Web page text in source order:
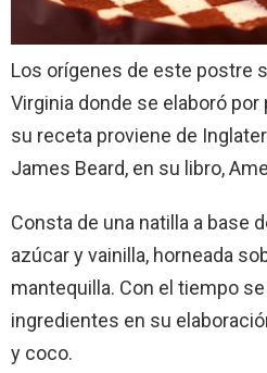
Los orígenes de este postre
Virginia donde se elaboró por
su receta proviene de
James Beard, en su libro,
Consta de una natilla a base
azúcar y vainilla, horneada
mantequilla. Con el tiempo
ingredientes en su
y coco.